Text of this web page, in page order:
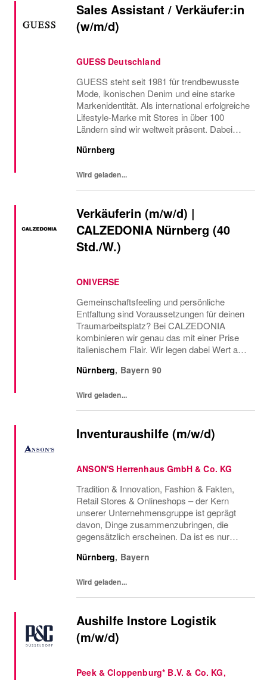
Sales Assistant / Verkäufer:in
(w/m/d)
GUESS Deutschland
GUESS steht seit 1981 für trendbewusste
Mode, ikonischen Denim und eine starke
Markenidentität. Als international erfolgreiche
Lifestyle-Marke mit Stores in über 100
Ländern sind wir weltweit präsent. Dabei
modernes Markenerlebnis.
Nürnberg
Wird geladen...
Verkäuferin (m/w/d) |
CALZEDONIA Nürnberg (40
Std./W.)
ONIVERSE
Gemeinschaftsfeeling und persönliche
Entfaltung sind Voraussetzungen für deinen
Traumarbeitsplatz? Bei CALZEDONIA
kombinieren wir genau das mit einer Prise
italienischem Flair. Wir legen dabei Wert auf
YOURSELF und werde Verkäuferin (m/w/d)
Nürnberg, Bayern 90
Wird geladen...
Inventuraushilfe (m/w/d)
ANSON'S Herrenhaus GmbH & Co. KG
Tradition & Innovation, Fashion & Fakten,
Retail Stores & Onlineshops – der Kern
unserer Unternehmensgruppe ist geprägt
davon, Dinge zusammenzubringen, die
gegensätzlich erscheinen. Da ist es nur
vereinen, die so vielfältig sind, wie die Styles,
Nürnberg, Bayern
Wird geladen...
Aushilfe Instore Logistik
(m/w/d)
Peek & Cloppenburg* B.V. & Co. KG,